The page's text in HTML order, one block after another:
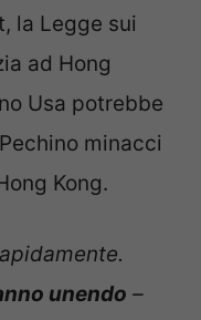
la Legge sui
ad Hong
Usa potrebbe
minacci
Kong.
unendo –